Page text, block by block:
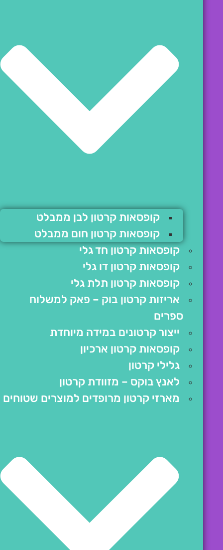
קופסאות קרטון לבן ממבלט
קופסאות קרטון חום ממבלט
קופסאות קרטון חד גלי
קופסאות קרטון דו גלי
קופסאות קרטון תלת גלי
אריזות קרטון בוק – פאק למשלוח
ספרים
ייצור קרטונים במידה מיוחדת
קופסאות קרטון ארכיון
גלילי קרטון
לאנץ בוקס – מזוודת קרטון
מארזי קרטון מרופדים למוצרים שטוחים